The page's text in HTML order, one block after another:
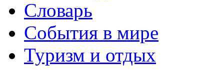
Словарь
События в мире
Туризм и отдых